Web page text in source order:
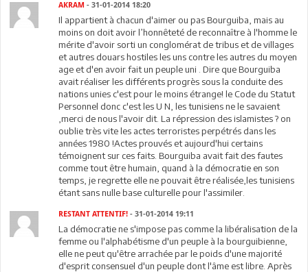
AKRAM - 31-01-2014 18:20
Il appartient à chacun d'aimer ou pas Bourguiba, mais au
moins on doit avoir l’honnêteté de reconnaître à l'homme le
mérite d'avoir sorti un conglomérat de tribus et de villages
et autres douars hostiles les uns contre les autres du moyen
age et d'en avoir fait un peuple uni . Dire que Bourguiba
avait réaliser les différents progrès sous la conduite des
nations unies c'est pour le moins étrange! le Code du Statut
Personnel donc c'est les U N, les tunisiens ne le savaient
,merci de nous l'avoir dit. La répression des islamistes ? on
oublie très vite les actes terroristes perpétrés dans les
années 1980 !Actes prouvés et aujourd'hui certains
témoignent sur ces faits. Bourguiba avait fait des fautes
comme tout être humain, quand à la démocratie en son
temps, je regrette elle ne pouvait être réalisée,les tunisiens
étant sans nulle base culturelle pour l'assimiler.
RESTANT ATTENTIF!- 31-01-2014 19:11
La démocratie ne s'impose pas comme la libéralisation de la
femme ou l'alphabétisme d'un peuple à la bourguibienne,
elle ne peut qu'être arrachée par le poids d'une majorité
d'esprit consensuel d'un peuple dont l'âme est libre. Après